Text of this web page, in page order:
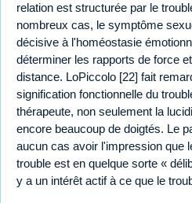
relation est structurée par le
nombreux cas, le symptôme
décisive à l'homéostasie
déterminer les rapports de force
distance. LoPiccolo [22] fait
signification fonctionnelle du
thérapeute, non seulement la
encore beaucoup de doigtés. Le
aucun cas avoir l'impression que
trouble est en quelque sorte «
y a un intérêt actif à ce que le